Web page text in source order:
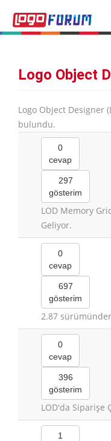
Logo Object
Logo Object Designer
bulundu.
0
cevap
297
gösterim
LOD Memory
Geliyor.
0
cevap
697
gösterim
2.87
0
cevap
396
gösterim
LOD'da Siparişe
1